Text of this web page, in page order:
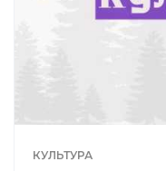
КУЛЬТУРА